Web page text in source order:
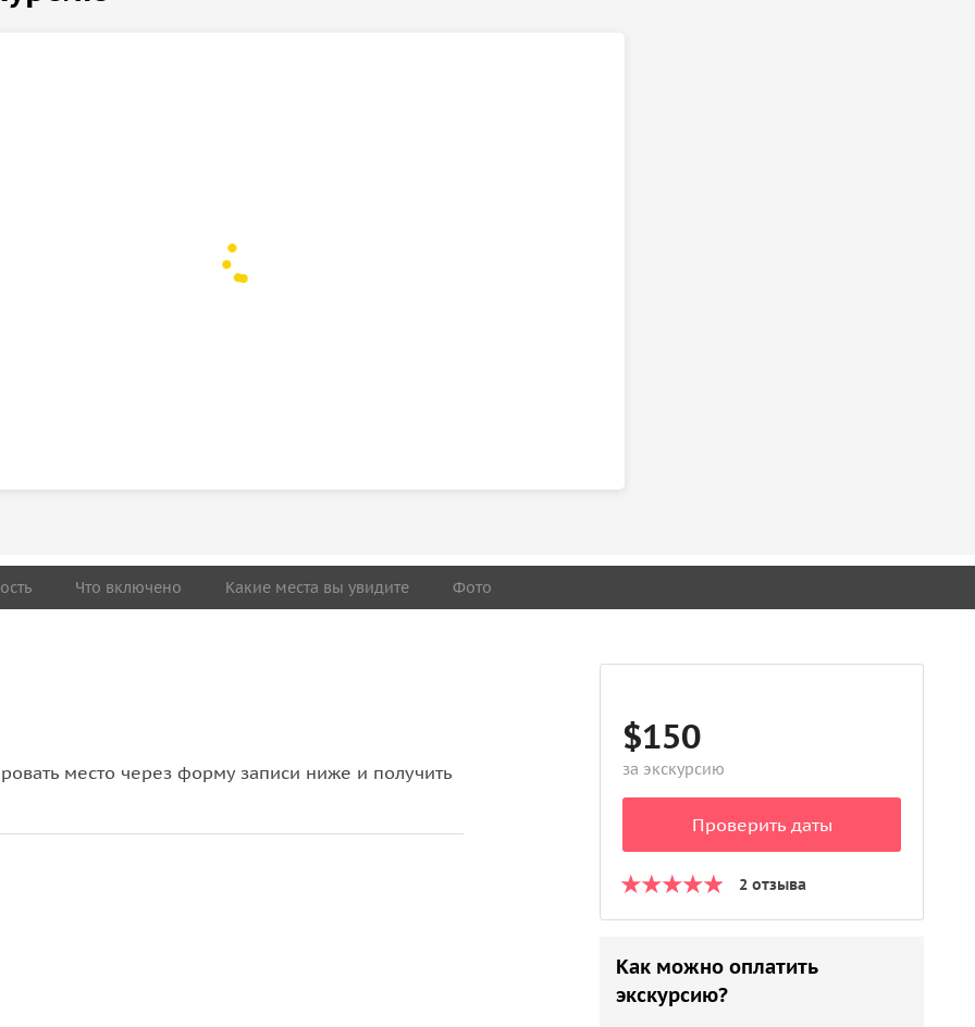
Что включено Какие места вы увидите Фото
место через форму записи ниже и получить
$150
за экскурсию
Проверить даты
2 отзыва
Как можно оплатить
экскурсию?